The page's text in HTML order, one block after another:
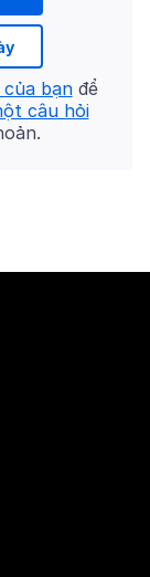
bạnđể
câu hỏi